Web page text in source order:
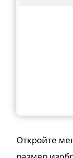
Откройте